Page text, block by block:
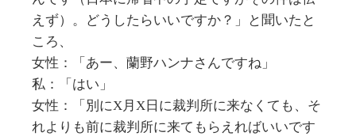
えず）。どうしたらいいですか？」と聞いたと
ころ、
女性：「あー、蘭野ハンナさんですね」
私：「はい」
女性：「別にX月X日に裁判所に来なくても、そ
れよりも前に裁判所に来てもらえればいいです